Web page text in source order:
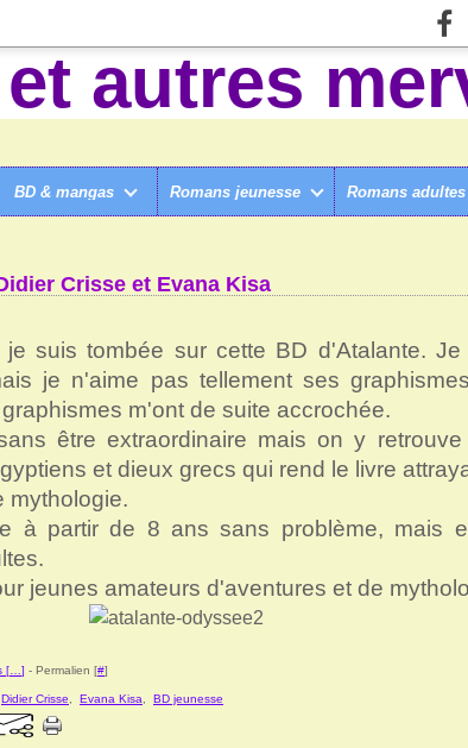
BD & mangas Romans jeunesse Romans adultes
CATEGORIES > ATALANTE ODYSSEE, DE DIDIER CRISSE ET EVANA KISA
Crisse et Evana Kisa
suis tombée sur cette BD d'Atalante. Je
je n'aime pas tellement ses
m'ont de suite accrochée.
être extraordinaire mais on y
et dieux grecs qui rend le livre
mythologie.
à partir de 8 ans sans problème, mais
jeunes amateurs d'aventures et de
[ ] - Permalien [#]
Didier Crisse Evana Kisa BD jeunesse